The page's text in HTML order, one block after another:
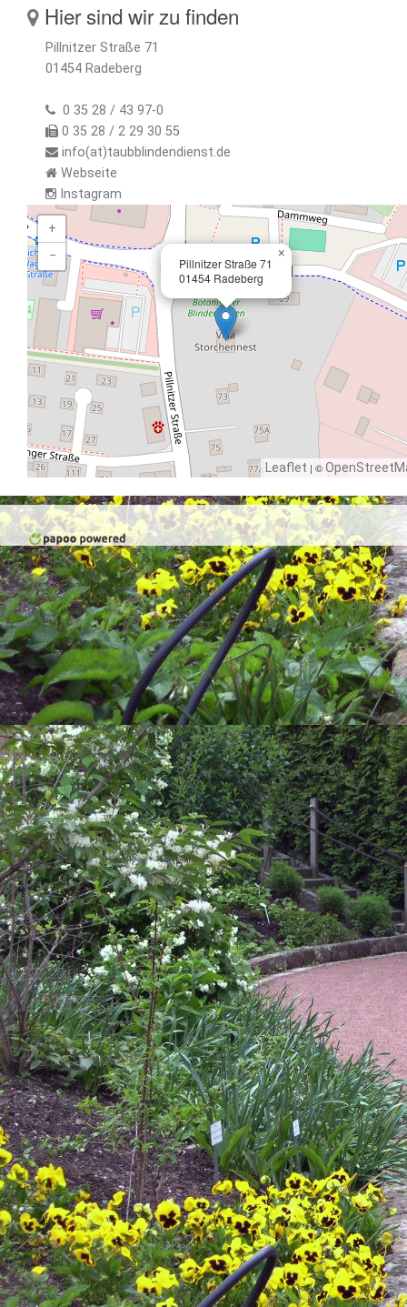
Hier sind wir zu finden
Pillnitzer Straße 71
01454 Radeberg
0 35 28 / 43 97-0
0 35 28 / 2 29 30 55
info(at)taubblindendienst.de
Webseite
Instagram
Pillnitzer Straße 71
01454 Radeberg
×
+
−
Leaflet | ©